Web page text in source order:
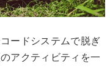
ードシステムで脱ぎ
アクティビティを一